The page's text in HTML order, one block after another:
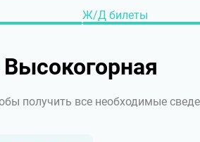
Ж/Д билеты
получить все необходимые